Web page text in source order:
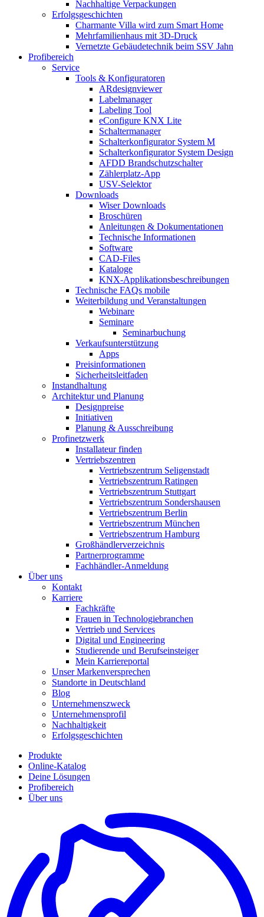
Nachhaltige Verpackungen
Erfolgsgeschichten
Charmante Villa wird zum Smart Home
Mehrfamilienhaus mit 3D-Druck
Vernetzte Gebäudetechnik beim SSV Jahn
Profibereich
Service
Tools & Konfiguratoren
ARdesignviewer
Labelmanager
Labeling Tool
eConfigure KNX Lite
Schaltermanager
Schalterkonfigurator System M
Schalterkonfigurator System Design
AFDD Brandschutzschalter
Zählerplatz-App
USV-Selektor
Downloads
Wiser Downloads
Broschüren
Anleitungen & Dokumentationen
Technische Informationen
Software
CAD-Files
Kataloge
KNX-Applikationsbeschreibungen
Technische FAQs mobile
Weiterbildung und Veranstaltungen
Webinare
Seminare
Seminarbuchung
Verkaufsunterstützung
Apps
Preisinformationen
Sicherheitsleitfaden
Instandhaltung
Architektur und Planung
Designpreise
Initiativen
Planung & Ausschreibung
Profinetzwerk
Installateur finden
Vertriebszentren
Vertriebszentrum Seligenstadt
Vertriebszentrum Ratingen
Vertriebszentrum Stuttgart
Vertriebszentrum Sondershausen
Vertriebszentrum Berlin
Vertriebszentrum München
Vertriebszentrum Hamburg
Großhändlerverzeichnis
Partnerprogramme
Fachhändler-Anmeldung
Über uns
Kontakt
Karriere
Fachkräfte
Frauen in Technologiebranchen
Vertrieb und Services
Digital und Engineering
Studierende und Berufseinsteiger
Mein Karriereportal
Unser Markenversprechen
Standorte in Deutschland
Blog
Unternehmenszweck
Unternehmensprofil
Nachhaltigkeit
Erfolgsgeschichten
Produkte
Online-Katalog
Deine Lösungen
Profibereich
Über uns